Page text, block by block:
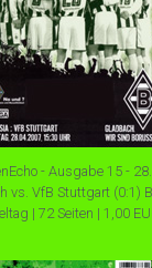
- Ausgabe 15 -
vs. VfB Stuttgart (0:1)
| 72 Seiten | 1,00